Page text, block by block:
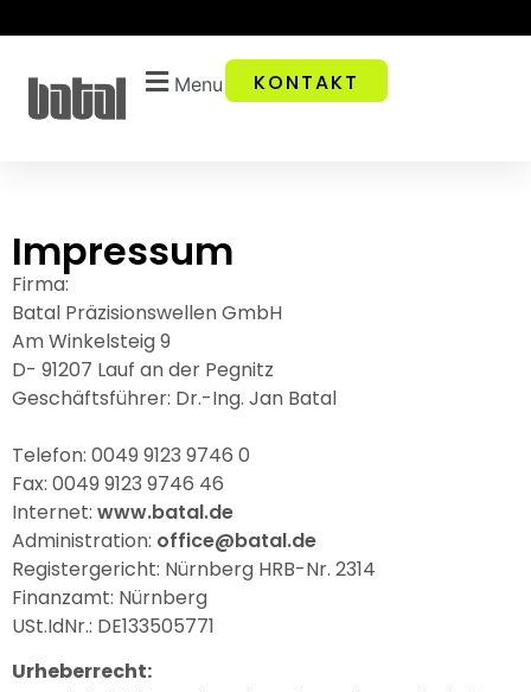
Menu KONTAKT
Impressum
Firma:
Batal Präzisionswellen GmbH
Am Winkelsteig 9
D- 91207 Lauf an der Pegnitz
Geschäftsführer: Dr.-Ing. Jan Batal
Telefon: 0049 9123 9746 0
Fax: 0049 9123 9746 46
Internet: www.batal.de
Administration: office@batal.de
Registergericht: Nürnberg HRB-Nr. 2314
Finanzamt: Nürnberg
USt.IdNr.: DE133505771
Urheberrecht: